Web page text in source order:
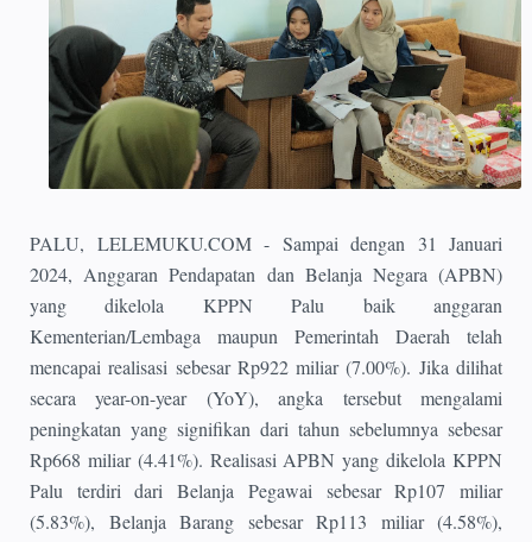
PALU, LELEMUKU.COM - Sampai dengan 31 Januari
2024, Anggaran Pendapatan dan Belanja Negara (APBN)
yang dikelola KPPN Palu baik anggaran
Kementerian/Lembaga maupun Pemerintah Daerah telah
mencapai realisasi sebesar Rp922 miliar (7.00%). Jika dilihat
secara year-on-year (YoY), angka tersebut mengalami
peningkatan yang signifikan dari tahun sebelumnya sebesar
Rp668 miliar (4.41%). Realisasi APBN yang dikelola KPPN
Palu terdiri dari Belanja Pegawai sebesar Rp107 miliar
(5.83%), Belanja Barang sebesar Rp113 miliar (4.58%),